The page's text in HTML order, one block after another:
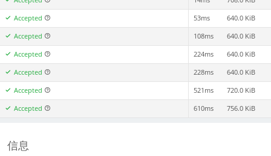
Accepted 53ms 640.0 KiB
Accepted 108ms 640.0 KiB
Accepted 224ms 640.0 KiB
Accepted 228ms 640.0 KiB
Accepted 521ms 720.0 KiB
Accepted 610ms 756.0 KiB
信息